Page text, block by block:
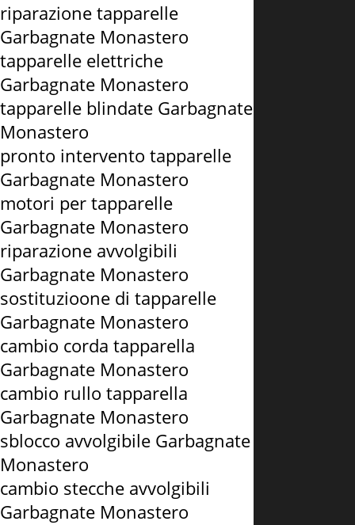
riparazione tapparelle
Garbagnate Monastero
tapparelle elettriche
Garbagnate Monastero
tapparelle blindate Garbagnate
Monastero
pronto intervento tapparelle
Garbagnate Monastero
motori per tapparelle
Garbagnate Monastero
riparazione avvolgibili
Garbagnate Monastero
sostituzioone di tapparelle
Garbagnate Monastero
cambio corda tapparella
Garbagnate Monastero
cambio rullo tapparella
Garbagnate Monastero
sblocco avvolgibile Garbagnate
Monastero
cambio stecche avvolgibili
Garbagnate Monastero